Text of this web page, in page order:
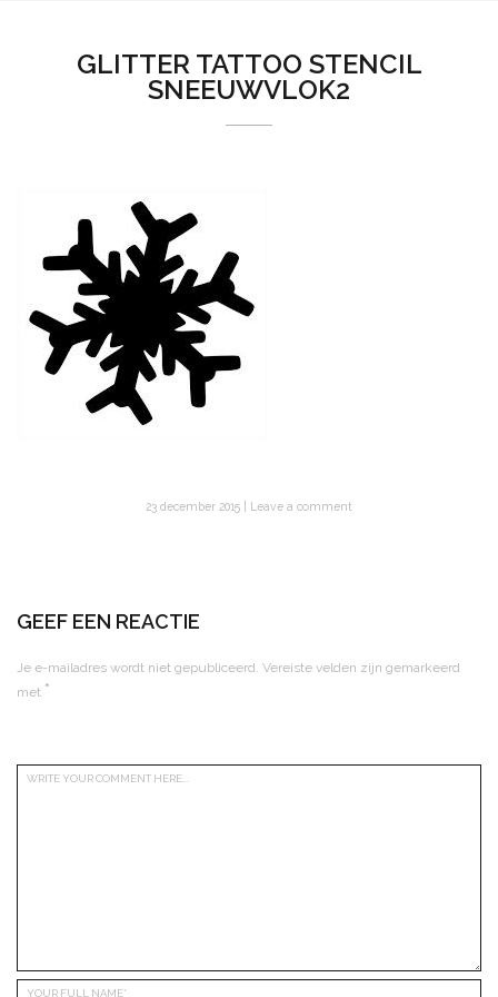
GLITTER TATTOO STENCIL
SNEEUWVLOK2
23 december 2015 Leave a comment
GEEF EEN REACTIE
Je e-mailadres wordt niet gepubliceerd. Vereiste velden zijn gemarkeerd
met *